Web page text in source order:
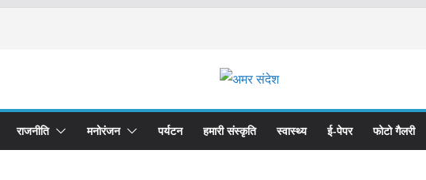
राजनीति मनोरंजन पर्यटन हमारी संस्कृति स्वास्थ्य ई-पेपर फोटो गैलरी